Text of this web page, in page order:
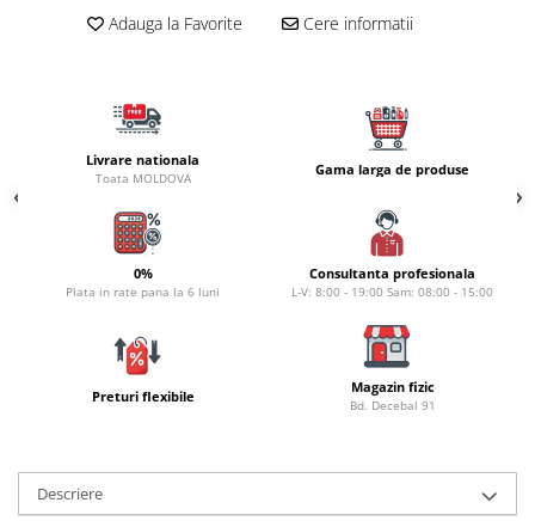
Forfaci la rapitor
Momeala artificiala
Seminte si mix de seminte
Aditivi, arome, dipuri
Pescuit la copca
Bagajerie pescuit
Lazi
Huse
Adauga la Favorite Cere informatii
Livrare nationala
Toata MOLDOVA
Gama larga de produse
0%
Plata in rate pana la 6 luni
Consultanta profesionala
L-V: 8:00 - 19:00 Sam: 08:00 - 15:00
Preturi flexibile Magazin fizic
Bd. Decebal 91
Descriere